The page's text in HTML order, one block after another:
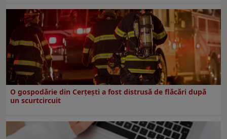
O gospodărie din Cerțești a fost distrusă de flăcări după
un scurtcircuit